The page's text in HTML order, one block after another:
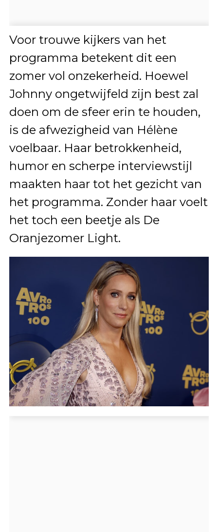
Voor trouwe kijkers van het
programma betekent dit een
zomer vol onzekerheid. Hoewel
Johnny ongetwijfeld zijn best zal
doen om de sfeer erin te houden,
is de afwezigheid van Hélène
voelbaar. Haar betrokkenheid,
humor en scherpe interviewstijl
maakten haar tot het gezicht van
het programma. Zonder haar voelt
het toch een beetje als De
Oranjezomer Light.